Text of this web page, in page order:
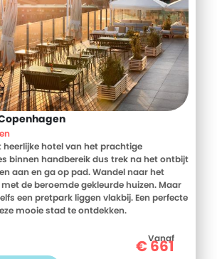
hotel van het prachtige
binnen handbereik dus trek na het ontbijt
aan en ga op pad. Wandel naar het
de beroemde gekleurde huizen. Maar
een pretpark liggen vlakbij. Een perfecte
mooie stad te ontdekken.
Vanaf
€661